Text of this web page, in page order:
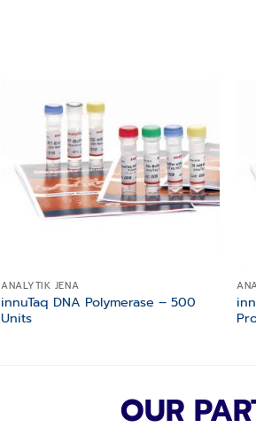
ANALYTIK JENA
innuTaq DNA Polymerase – 500
Units
OUR